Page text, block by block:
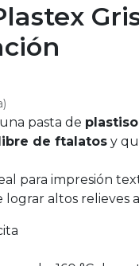
pasta de
de ftalatos y
para impresión
altos relieves